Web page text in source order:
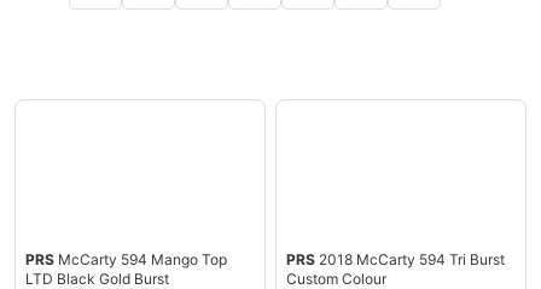
PRS McCarty 594 Mango Top
LTD Black Gold Burst
PRS 2018 McCarty 594 Tri Burst
Custom Colour